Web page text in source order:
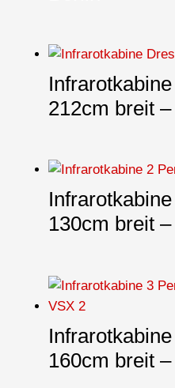
212cm breit
130cm breit
160cm breit